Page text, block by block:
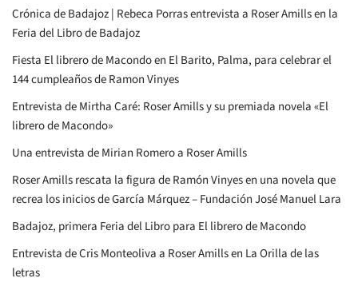
Crónica de Badajoz | Rebeca Porras entrevista a Roser Amills en la
Feria del Libro de Badajoz
Fiesta El librero de Macondo en El Barito, Palma, para celebrar el
144 cumpleaños de Ramon Vinyes
Entrevista de Mirtha Caré: Roser Amills y su premiada novela «El
librero de Macondo»
Una entrevista de Mirian Romero a Roser Amills
Roser Amills rescata la figura de Ramón Vinyes en una novela que
recrea los inicios de García Márquez – Fundación José Manuel Lara
Badajoz, primera Feria del Libro para El librero de Macondo
Entrevista de Cris Monteoliva a Roser Amills en La Orilla de las
letras